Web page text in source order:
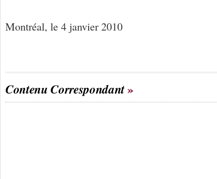
Montréal, le 4 janvier 2010
Contenu Correspondant